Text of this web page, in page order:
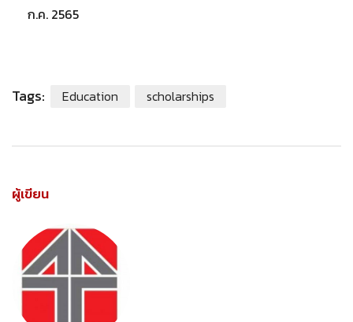
ก.ค. 2565
Tags: Education scholarships
ผู้เขียน